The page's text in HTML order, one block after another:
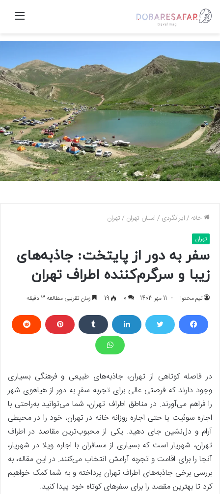
منو
خانه /ایرانگردی /استان تهران /تهران
تهران
سفر به دور از پایتخت: جاذبه‌های
زیبا و سرگرم‌کننده اطراف تهران
تیم محتوا 11 مهر 1403 0
19 زمان تقریبی مطالعه 3 دقیقه
در فاصله کوتاهی از تهران، جاذبه‌های طبیعی و فرهنگی بسیاری
وجود دارند که فرصتی عالی برای تجربه سفرِ به دور از هیاهوی شهر
را فراهم می‌آورند. در مناطق اطراف تهران، شما می‌توانید به‌راحتی با
اجاره سوئیت یا حتی اجاره روزانه خانه در تهران، خود را در محیطی
آرام و دل‌نشین جای دهید. یکی از محبوب‌ترین مقاصد در اطراف
تهران، شهریار است که بسیاری از مسافران با اجاره ویلا در شهریار،
آنجا را برای اقامت و تجربه آرامش انتخاب می‌کنند. در این مقاله، به
بررسی برخی جاذبه‌های اطراف تهران پرداخته و به شما کمک خواهیم
کرد تا بهترین مقصد را برای سفرهای کوتاه خود پیدا کنید.